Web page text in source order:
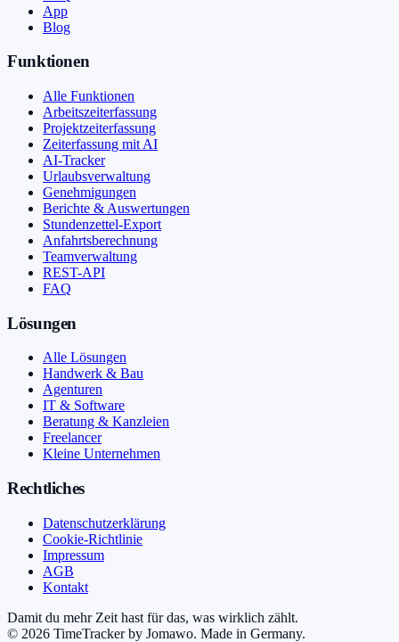
App
Blog
Funktionen
Alle Funktionen
Arbeitszeiterfassung
Projektzeiterfassung
Zeiterfassung mit AI
AI-Tracker
Urlaubsverwaltung
Genehmigungen
Berichte & Auswertungen
Stundenzettel-Export
Anfahrtsberechnung
Teamverwaltung
REST-API
FAQ
Lösungen
Alle Lösungen
Handwerk & Bau
Agenturen
IT & Software
Beratung & Kanzleien
Freelancer
Kleine Unternehmen
Rechtliches
Datenschutzerklärung
Cookie-Richtlinie
Impressum
AGB
Kontakt
Damit du mehr Zeit hast für das, was wirklich zählt.
© 2026 TimeTracker by Jomawo. Made in Germany.